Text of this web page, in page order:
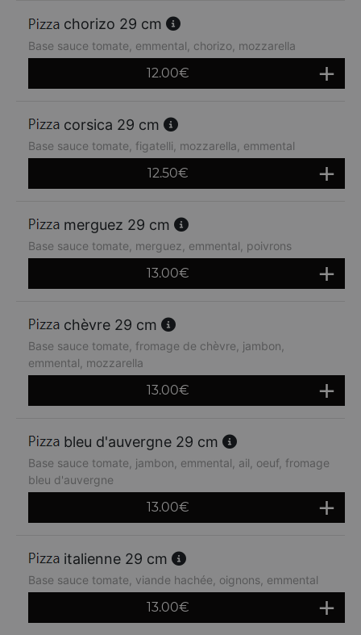
chorizo 29 cm
Base sauce tomate, emmental, chorizo, mozzarella
12.00€
corsica 29 cm
Base sauce tomate, figatelli, mozzarella, emmental
12.50€
merguez 29 cm
Base sauce tomate, merguez, emmental, poivrons
13.00€
chèvre 29 cm
Base sauce tomate, fromage de chèvre, jambon,
emmental, mozzarella
13.00€
bleu d'auvergne 29 cm
Base sauce tomate, jambon, emmental, ail, oeuf, fromage
bleu d'auvergne
13.00€
italienne 29 cm
Base sauce tomate, viande hachée, oignons, emmental
13.00€